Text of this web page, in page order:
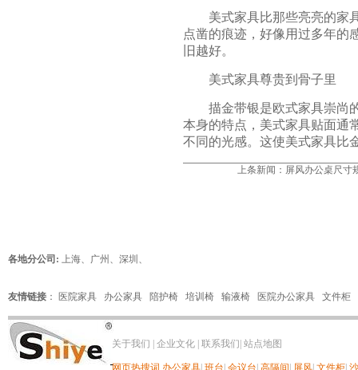
美式家具比那些亮亮的家具
点凿的痕迹，好像用过多年的
旧越好。
美式家具尊贵到骨子里
描金带银是欧式家具崇尚
本身的特点，美式家具贴面通
不同的光感。这使美式家具比
上条新闻： 屏风办公桌尺寸
各地分公司: 上海、 广州 、 深圳 、
友情链接 ： 医院家具 办公家具 陪护椅 培训椅 输液椅 医院办公家具 文件柜
关于我们 企业文化 联系我们 站点地图
网页热搜词 办公家具 班台 会议台 高隔间 屏风 文件柜